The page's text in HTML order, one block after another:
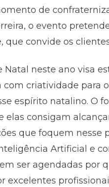
de
o evento
que convide os
Natal neste ano visa
com criatividade para
espírito natalino. O
elas consigam
que foquem nesse
Artificial e
ser agendadas por
excelentes